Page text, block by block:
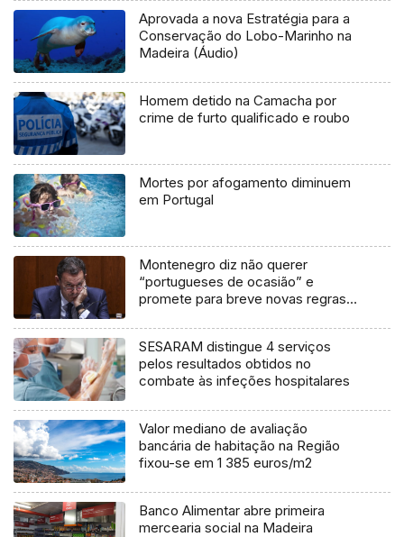
Aprovada a nova Estratégia para a
Conservação do Lobo-Marinho na
Madeira (Áudio)
Homem detido na Camacha por
crime de furto qualificado e roubo
Mortes por afogamento diminuem
em Portugal
Montenegro diz não querer
“portugueses de ocasião” e
promete para breve novas regras
SESARAM distingue 4 serviços
pelos resultados obtidos no
combate às infeções hospitalares
Valor mediano de avaliação
bancária de habitação na Região
fixou-se em 1 385 euros/m2
Banco Alimentar abre primeira
mercearia social na Madeira